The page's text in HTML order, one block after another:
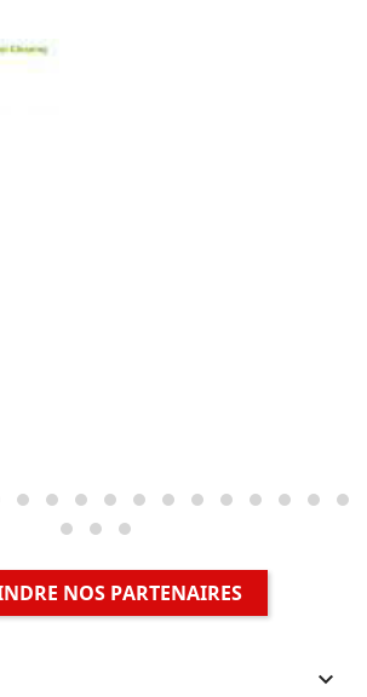
NOS PARTENAIRES
